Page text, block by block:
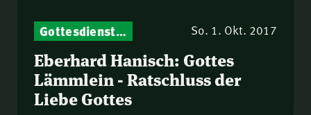
Gottesdienst-Botschaften – Jeden Sonntag neu: Aktuelle Predigten vom Mitternachtsruf So. 1. Okt. 2017
Eberhard Hanisch: Gottes
Lämmlein - Ratschluss der
Liebe Gottes